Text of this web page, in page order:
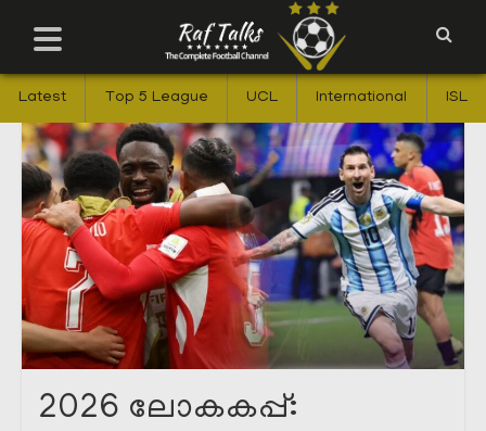
Latest Top 5 League UCL International ISL
2026 ലോകകപ്പ്: